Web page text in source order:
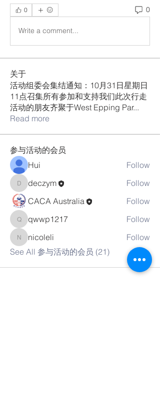
0 0
Write a comment...
关于
活动组委会集结通知：10月31日星期日
11点召集所有参加和支持我们此次行走
活动的朋友齐聚于West Epping Par...
Read more
参与活动的会员
Hui Follow
deczymdeczym
Follow
CACA Australia
Follow
qwwp1217
qwwp1217 Follow
nicolelinicoleli
Follow
See All 参与活动的会员 (21)